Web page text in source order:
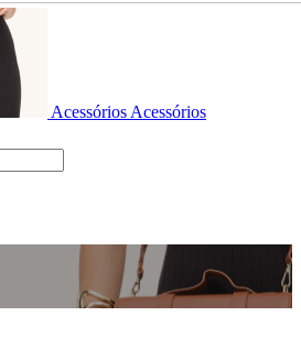
Acessórios Acessórios